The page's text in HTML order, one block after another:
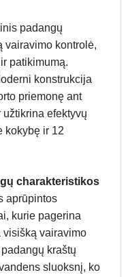
padangų
vairavimo kontrolė,
patikimumą.
konstrukcija
priemonę ant
efektyvų
kokybę ir 12
charakteristikos
aprūpintos
kurie pagerina
vairavimo
kraštų
sluoksnį, ko